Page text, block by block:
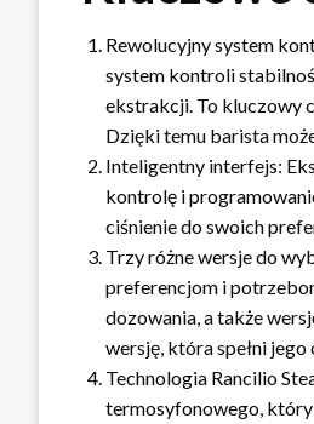
Rewolucyjny system
system kontroli
ekstrakcji. To kluczowy
Dzięki temu barista
Inteligentny interfejs:
kontrolę i
ciśnienie do swoich
Trzy różne wersje do
preferencjom i
dozowania, a także
wersję, która spełni
Technologia Rancilio
termosyfonowego, który